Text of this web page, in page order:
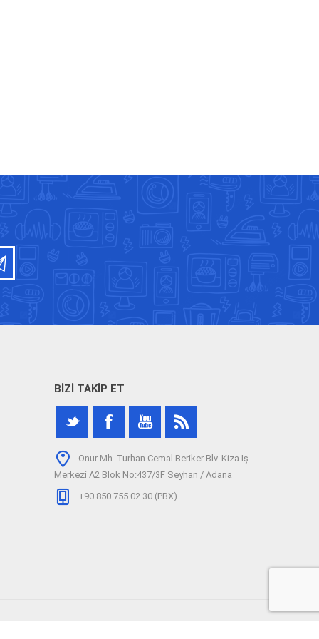
BIZI TAKIP ET
Onur Mh. Turhan Cemal Beriker Blv. Kiza İş
Merkezi A2 Blok No:437/3F Seyhan / Adana
+90 850 755 02 30 (PBX)